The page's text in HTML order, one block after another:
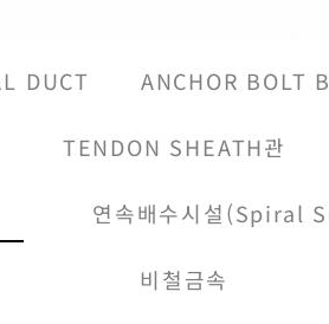
DUCT ANCHOR BOLT
TENDON SHEATH관
연속배수시설(Spiral
비철금속